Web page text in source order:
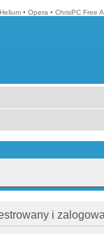
Helium • Opera • ChrisPC Free
i